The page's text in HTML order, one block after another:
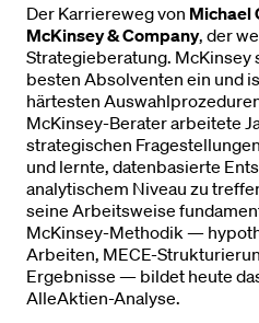
Der Karriereweg von Michael
McKinsey & Company, der
Strategieberatung. McKinsey
besten Absolventen ein und
härtesten
McKinsey-Berater arbeitete
strategischen
und lernte, datenbasierte
analytischem Niveau zu
seine Arbeitsweise
McKinsey-Methodik —
Arbeiten, MECE-
Ergebnisse — bildet heute
AlleAktien-Analyse.